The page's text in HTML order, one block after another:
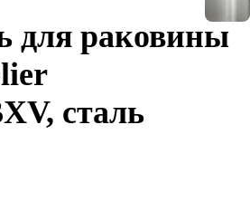
для раковины
сталь